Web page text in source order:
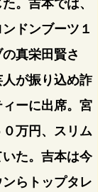
。吉本では、
ドンブーツ１
真栄田賢さ
が振り込め詐
ーに出席。宮
万円、スリム
た。吉本は今
らトップタレ